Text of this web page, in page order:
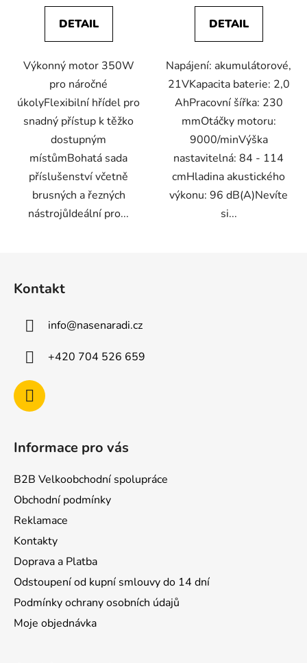
DETAIL
Výkonný motor 350W
pro náročné
úkolyFlexibilní hřídel pro
snadný přístup k těžko
dostupným
místůmBohatá sada
příslušenství včetně
brusných a řezných
nástrojůIdeální pro...
DETAIL
Napájení: akumulátorové,
21VKapacita baterie: 2,0
AhPracovní šířka: 230
mmOtáčky motoru:
9000/minVýška
nastavitelná: 84 - 114
cmHladina akustického
výkonu: 96 dB(A)Nevíte
si...
Kontakt
info@nasenaradi.cz
+420 704 526 659
Informace pro vás
B2B Velkoobchodní spolupráce
Obchodní podmínky
Reklamace
Kontakty
Doprava a Platba
Odstoupení od kupní smlouvy do 14 dní
Podmínky ochrany osobních údajů
Moje objednávka